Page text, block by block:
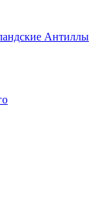
Антиллы